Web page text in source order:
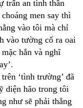
trấn an tinh thần
men say thì
vào tôi mà chỉ
vào tường cố ra oai
hắn và nghĩ
‘tình trường’ đã
diện hão trong tôi
như sẽ phải thẳng